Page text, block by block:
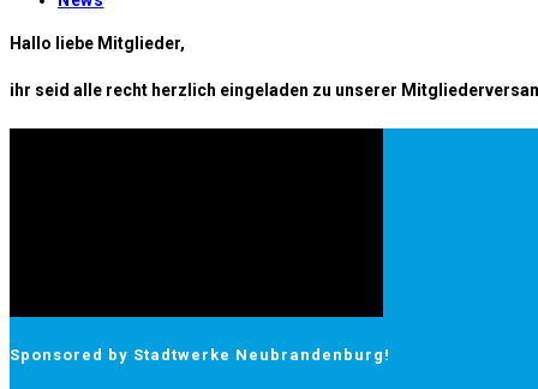
Hallo liebe Mitglieder,
ihr seid alle recht herzlich eingeladen zu unserer
Sponsored by Stadtwerke Neubrandenburg!